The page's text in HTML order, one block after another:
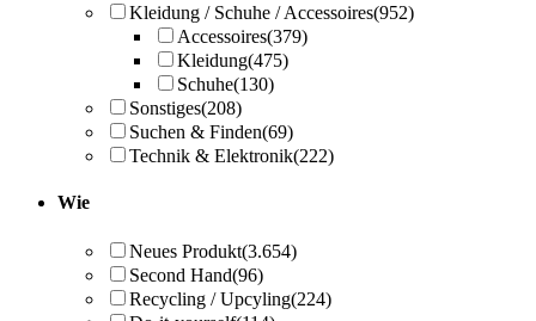
Kleidung / Schuhe / Accessoires(952)
Accessoires(379)
Kleidung(475)
Schuhe(130)
Sonstiges(208)
Suchen & Finden(69)
Technik & Elektronik(222)
Wie
Neues Produkt(3.654)
Second Hand(96)
Recycling / Upcyling(224)